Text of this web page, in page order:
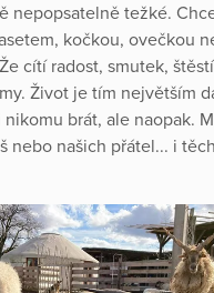
nepopsatelně težké.
kočkou, ovečkou
cítí radost, smutek,
Život je tím největším
brát, ale naopak.
nebo našich přátel... i